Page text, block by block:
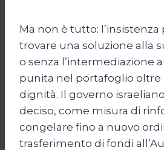
Ma non è tutto: l’insistenza
trovare una soluzione alla
o senza l’intermediazione
punita nel portafoglio oltre
dignità. Il governo
deciso, come misura di
congelare fino a nuovo
trasferimento di fondi